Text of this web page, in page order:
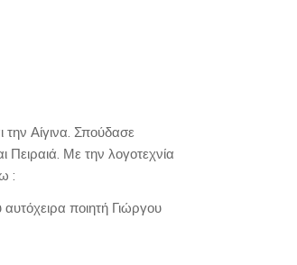
την Αίγινα. Σπούδασε
Πειραιά. Με την λογοτεχνία
:
ποιητή Γιώργου